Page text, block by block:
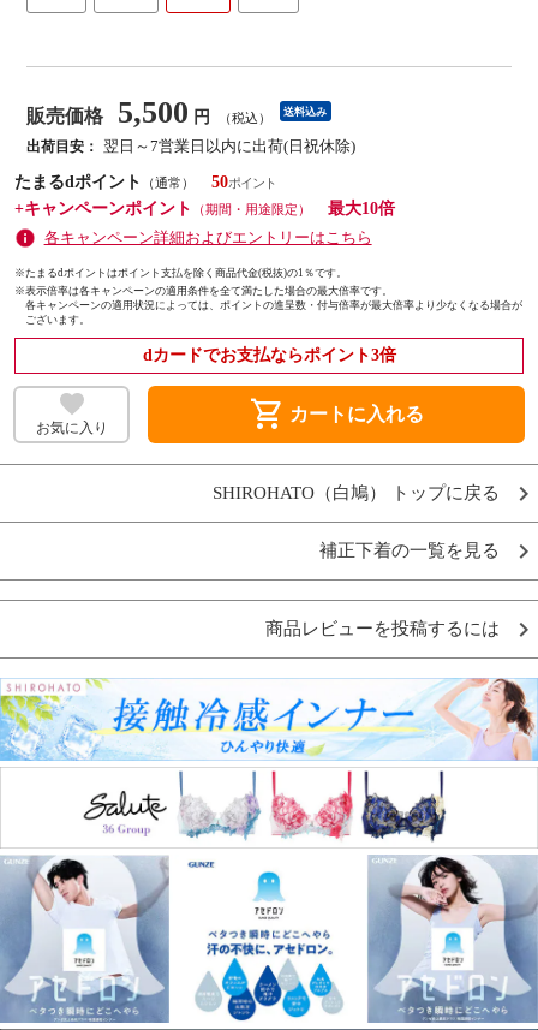
販売価格 5,500 円 （税込） 送料込み
出荷目安： 翌日～7営業日以内に出荷(日祝休除)
たまるdポイント
（通常）
50
+キャンペーンポイント
（期間・用途限定）
最大10倍
各キャンペーン詳細およびエントリーはこちら
※たまるdポイントはポイント支払を除く商品代金(税抜)の1％です。
※表示倍率は各キャンペーンの適用条件を全て満たした場合の最大倍率です。
各キャンペーンの適用状況によっては、ポイントの進呈数・付与倍率が最大倍率より少なくなる場合が
ございます。
dカードでお支払ならポイント3倍
お気に入り shopping_cart カートに入れる
SHIROHATO（白鳩） トップに戻る
補正下着の一覧を見る
商品レビューを投稿するには